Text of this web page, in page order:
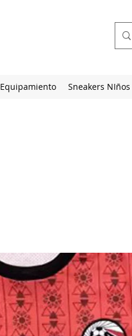
Equipamiento Sneakers NIños